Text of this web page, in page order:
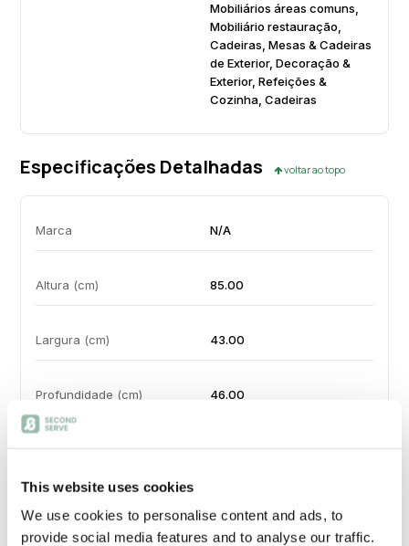
This website uses cookies
We use cookies to personalise content and ads, to
provide social media features and to analyse our traffic.
Mobiliários áreas comuns,
Mobiliário restauração,
Cadeiras, Mesas & Cadeiras
de Exterior, Decoração &
Exterior, Refeições &
Cozinha, Cadeiras
Especificações Detalhadas voltar ao topo
Marca N/A
Altura (cm) 85.00
Largura (cm) 43.00
Profundidade (cm) 46.00
Peso 5 kg